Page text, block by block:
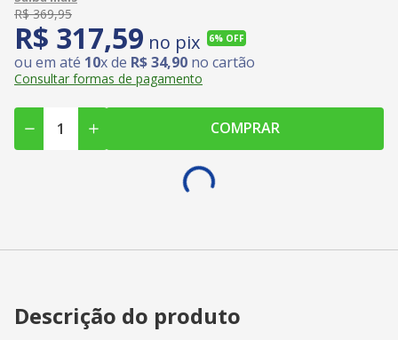
R$ 369,95
R$ 317,59 no pix 6% OFF
ou em até 10x de R$34,90 no cartão
Consultar formas de pagamento
COMPRAR
Descrição do produto